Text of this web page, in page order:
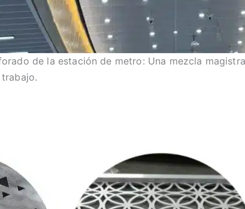
de la estación de metro: Una mezcla